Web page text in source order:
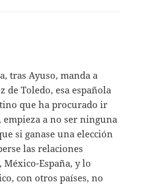
tras Ayuso, manda a
de Toledo, esa española
que ha procurado ir
a no ser ninguna
si ganase una elección
las relaciones
España, y lo
con otros países, no